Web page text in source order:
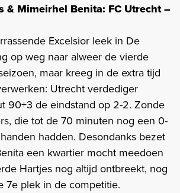
& Mimeirhel Benita: FC Utrecht –
Excelsior leek in De
op weg naar alweer de vierde
maar kreeg in de extra tijd
Utrecht verdediger
90+3 de eindstand op 2-2. Zonde
die tot de 70 minuten nog een 0-
hadden. Desondanks bezet
een kwartier mocht meedoen
Hartjes nog altijd ontbreekt, nog
7e plek in de competitie.